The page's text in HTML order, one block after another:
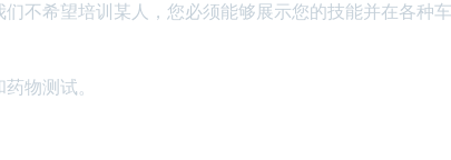
不希望培训某人，您必须能够展示您的技能并在各种车
物测试。